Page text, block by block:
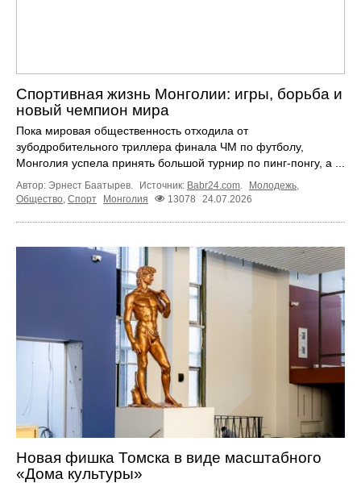
Спортивная жизнь Монголии: игры, борьба и
новый чемпион мира
Пока мировая общественность отходила от
зубодробительного триллера финала ЧМ по футболу,
Монголия успела принять большой турнир по пинг-понгу, а ...
Автор: Эрнест Баатырев. Источник: Babr24.com. Молодежь,
Общество, Спорт Монголия 13078 24.07.2026
Новая фишка Томска в виде масштабного
«Дома культуры»